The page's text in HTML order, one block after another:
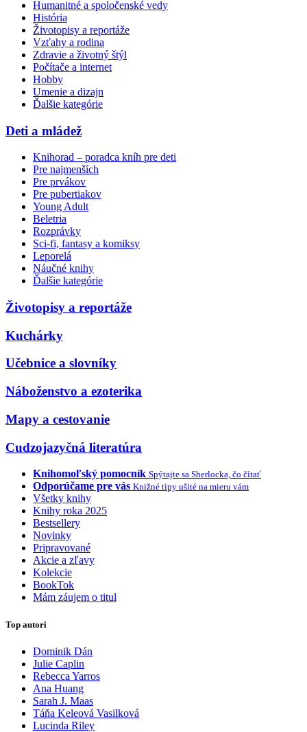
Humanitné a spoločenské vedy
História
Životopisy a reportáže
Vzťahy a rodina
Zdravie a životný štýl
Počítače a internet
Hobby
Umenie a dizajn
Ďalšie kategórie
Deti a mládež
Knihorad – poradca kníh pre deti
Pre najmenších
Pre prvákov
Pre pubertiakov
Young Adult
Beletria
Rozprávky
Sci-fi, fantasy a komiksy
Leporelá
Náučné knihy
Ďalšie kategórie
Životopisy a reportáže
Kuchárky
Učebnice a slovníky
Náboženstvo a ezoterika
Mapy a cestovanie
Cudzojazyčná literatúra
Knihomoľský pomocník Spýtajte sa Sherlocka, čo čítať
Odporúčame pre vás Knižné tipy ušité na mieru vám
Všetky knihy
Knihy roka 2025
Bestsellery
Novinky
Pripravované
Akcie a zľavy
Kolekcie
BookTok
Mám záujem o titul
Top autori
Dominik Dán
Julie Caplin
Rebecca Yarros
Ana Huang
Sarah J. Maas
Táňa Keleová Vasilková
Lucinda Riley